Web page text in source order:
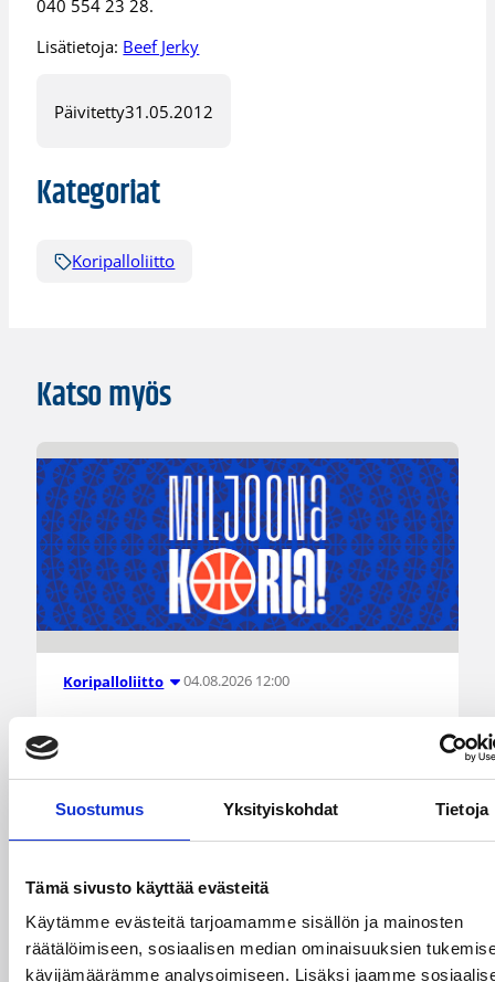
Suostumus Yksityiskohdat Tietoja
Tämä sivusto käyttää evästeitä
Käytämme evästeitä tarjoamamme sisällön ja mainosten
räätälöimiseen, sosiaalisen median ominaisuuksien
kävijämäärämme analysoimiseen. Lisäksi jaamme
040 554 23 28.
Lisätietoja: Beef Jerky
Päivitetty31.05.2012
Kategoriat
Koripalloliitto
Katso myös
Koripalloliitto 04.08.2026 12:00
17.8.
yhteistyötä koulujen kanssa.